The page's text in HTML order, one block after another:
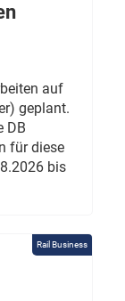
auf
geplant.
DB
für diese
bis
Rail Business